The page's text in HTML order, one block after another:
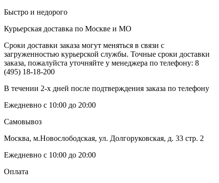
Быстро и недорого
Курьерская доставка по Москве и МО
Сроки доставки заказа могут меняться в связи с
загруженностью курьерской службы. Точные сроки доставки
заказа, пожалуйста уточняйте у менеджера по телефону: 8
(495) 18-18-200
В течении 2-х дней после подтверждения заказа по телефону
Ежедневно с 10:00 до 20:00
Самовывоз
Москва, м.Новослободская, ул. Долгоруковская, д. 33 стр. 2
Ежедневно с 10:00 до 20:00
Оплата